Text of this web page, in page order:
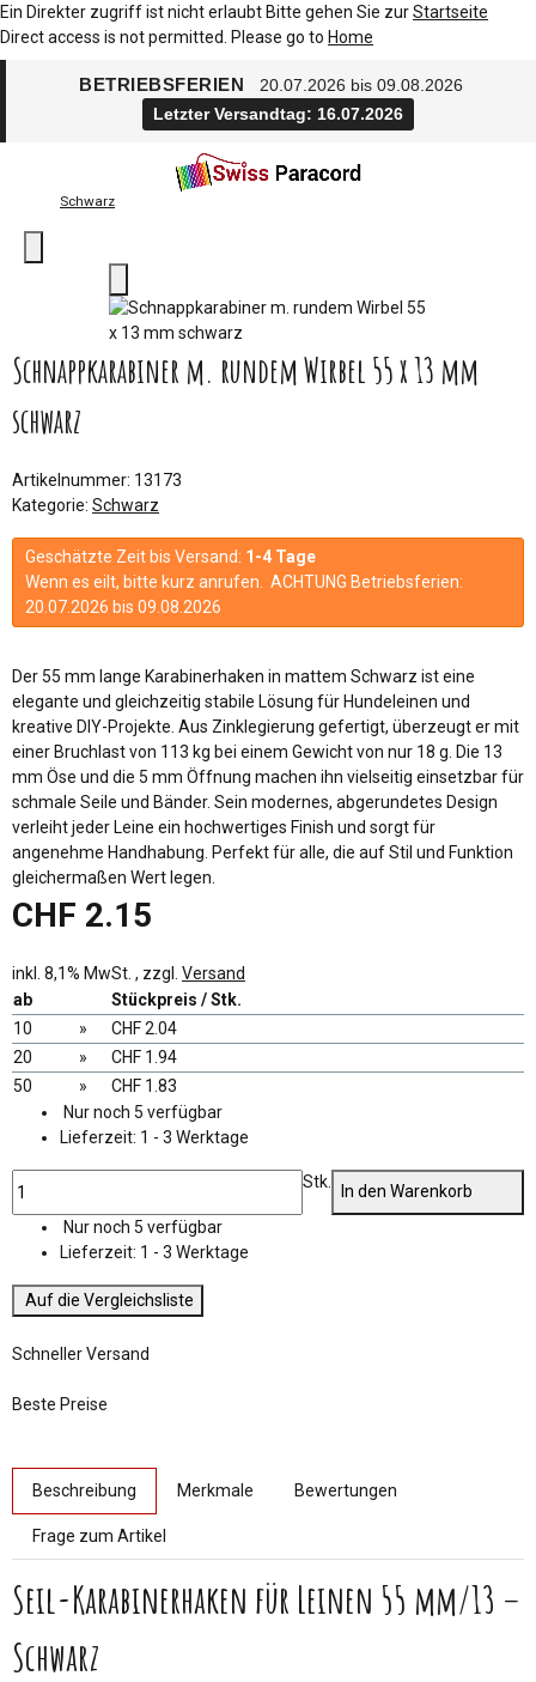
Ein Direkter zugriff ist nicht erlaubt Bitte gehen Sie zurStartseite
Direct access is not permitted. Please go to Home
BETRIEBSFERIEN
20.07.2026 bis 09.08.2026
Letzter Versandtag: 16.07.2026
Schwarz
Schnappkarabiner m. rundem Wirbel 55 x 13 mm
schwarz
Artikelnummer: 13173
Kategorie: Schwarz
Geschätzte Zeit bis Versand: 1-4 Tage
Wenn es eilt, bitte kurz anrufen. ACHTUNG Betriebsferien:
20.07.2026 bis 09.08.2026
Der 55 mm lange Karabinerhaken in mattem Schwarz ist eine
elegante und gleichzeitig stabile Lösung für Hundeleinen und
kreative DIY-Projekte. Aus Zinklegierung gefertigt, überzeugt er mit
einer Bruchlast von 113 kg bei einem Gewicht von nur 18 g. Die 13
mm Öse und die 5 mm Öffnung machen ihn vielseitig einsetzbar für
schmale Seile und Bänder. Sein modernes, abgerundetes Design
verleiht jeder Leine ein hochwertiges Finish und sorgt für
angenehme Handhabung. Perfekt für alle, die auf Stil und Funktion
gleichermaßen Wert legen.
CHF 2.15
inkl. 8,1% MwSt. , zzgl. Versand
ab
Stückpreis / Stk.
10
»
CHF 2.04
20
»
CHF 1.94
50
»
CHF 1.83
Nur noch 5 verfügbar
Lieferzeit: 1 - 3 Werktage
Stk.
In den Warenkorb
Nur noch 5 verfügbar
Lieferzeit: 1 - 3 Werktage
Auf die Vergleichsliste
Schneller Versand
Beste Preise
Beschreibung Merkmale Bewertungen
Frage zum Artikel
Seil-Karabinerhaken für Leinen 55 mm/13 –
Schwarz